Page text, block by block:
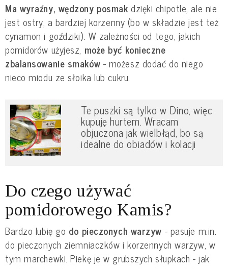
Ma wyraźny, wędzony posmak dzięki chipotle, ale nie
jest ostry, a bardziej korzenny (bo w składzie jest też
cynamon i goździki). W zależności od tego, jakich
pomidorów użyjesz, może być konieczne
zbalansowanie smaków - możesz dodać do niego
nieco miodu ze słoika lub cukru.
Te puszki są tylko w Dino, więc
kupuję hurtem. Wracam
objuczona jak wielbłąd, bo są
idealne do obiadów i kolacji
Do czego używać
pomidorowego Kamis?
Bardzo lubię go do pieczonych warzyw - pasuje m.in.
do pieczonych ziemniaczków i korzennych warzyw, w
tym marchewki. Piekę je w grubszych słupkach - jak